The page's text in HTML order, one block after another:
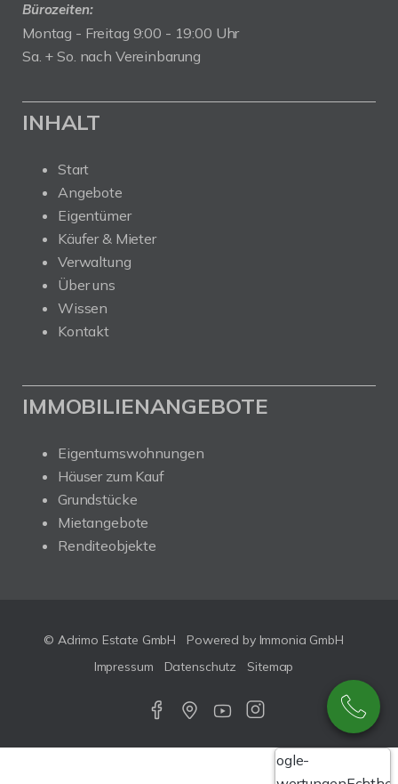
Bürozeiten:
Montag - Freitag 9:00 - 19:00 Uhr
Sa. + So. nach Vereinbarung
INHALT
Start
Angebote
Eigentümer
Käufer & Mieter
Verwaltung
Über uns
Wissen
Kontakt
IMMOBILIENANGEBOTE
Eigentumswohnungen
Häuser zum Kauf
Grundstücke
Mietangebote
Renditeobjekte
© Adrimo Estate GmbH
Powered by Immonia GmbH
Impressum
Datenschutz Sitemap
Google-